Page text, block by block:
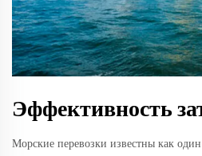
Эффективность
Морские перевозки известны как